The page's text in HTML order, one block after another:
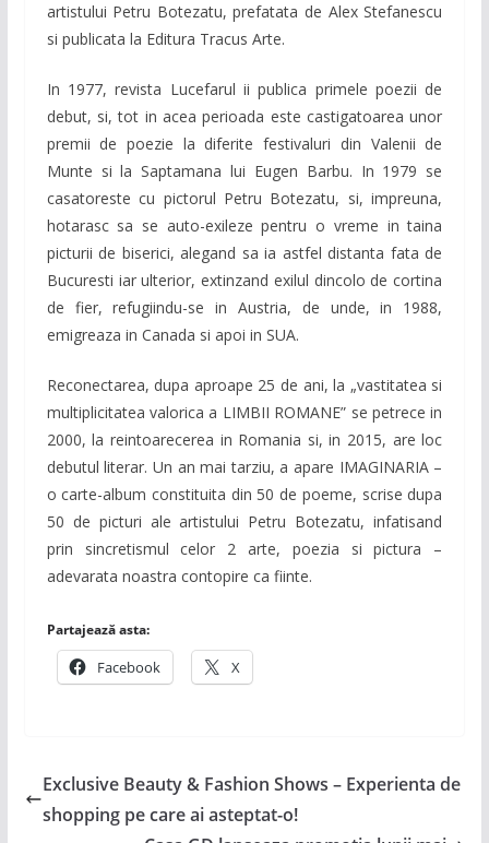
artistului Petru Botezatu, prefatata de Alex Stefanescu
si publicata la Editura Tracus Arte.
In 1977, revista Lucefarul ii publica primele poezii de
debut, si, tot in acea perioada este castigatoarea unor
premii de poezie la diferite festivaluri din Valenii de
Munte si la Saptamana lui Eugen Barbu. In 1979 se
casatoreste cu pictorul Petru Botezatu, si, impreuna,
hotarasc sa se auto-exileze pentru o vreme in taina
picturii de biserici, alegand sa ia astfel distanta fata de
Bucuresti iar ulterior, extinzand exilul dincolo de cortina
de fier, refugiindu-se in Austria, de unde, in 1988,
emigreaza in Canada si apoi in SUA.
Reconectarea, dupa aproape 25 de ani, la „vastitatea si
multiplicitatea valorica a LIMBII ROMANE” se petrece in
2000, la reintoarecerea in Romania si, in 2015, are loc
debutul literar. Un an mai tarziu, a apare IMAGINARIA –
o carte-album constituita din 50 de poeme, scrise dupa
50 de picturi ale artistului Petru Botezatu, infatisand
prin sincretismul celor 2 arte, poezia si pictura –
adevarata noastra contopire ca fiinte.
Partajează asta:
Facebook X
Exclusive Beauty & Fashion Shows – Experienta de
shopping pe care ai asteptat-o!